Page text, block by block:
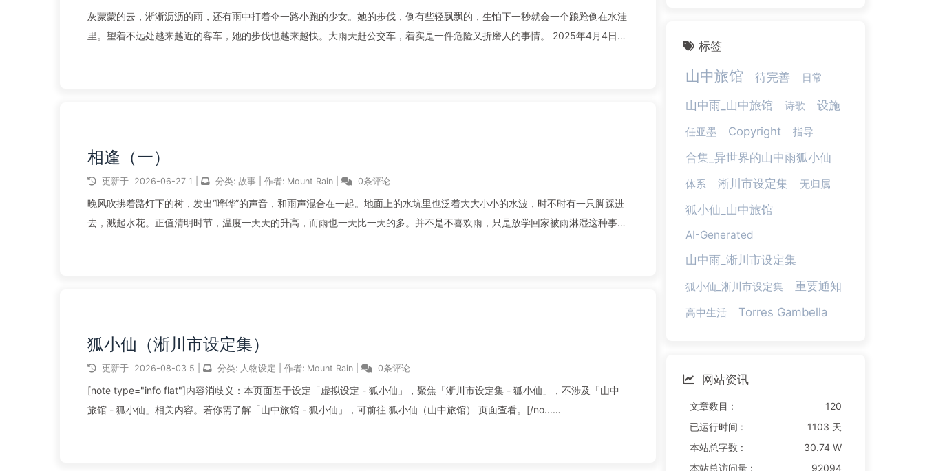
灰蒙蒙的云，淅淅沥沥的雨，还有雨中打着伞一路小跑的少女。她的步伐，倒有些轻飘飘的，生怕下一秒就会一个踉跄倒在水洼
里。望着不远处越来越近的客车，她的步伐也越来越快。大雨天赶公交车，着实是一件危险又折磨人的事情。 2025年4月4日
相逢（一）
更新于 2026-06-27 1 分类: 故事 作者: Mount Rain 0条评论
晚风吹拂着路灯下的树，发出“哗哗”的声音，和雨声混合在一起。地面上的水坑里也泛着大大小小的水波，时不时有一只脚踩进
去，溅起水花。正值清明时节，温度一天天的升高，而雨也一天比一天的多。并不是不喜欢雨，只是放学回家被雨淋湿这种事
狐小仙（淅川市设定集）
更新于 2026-08-03 5 分类: 人物设定 作者: Mount Rain 0条评论
[note type="info flat"]内容消歧义：本页面基于设定「虚拟设定 - 狐小仙」，聚焦「淅川市设定集 - 狐小仙」，不涉及「山中
旅馆 - 狐小仙」相关内容。若你需了解「山中旅馆 - 狐小仙」，可前往 狐小仙（山中旅馆） 页面查看。[/no...
标签
山中旅馆 待完善 日常
山中雨_山中旅馆 诗歌 设施
任亚墨 Copyright 指导
合集_异世界的山中雨狐小仙
体系 淅川市设定集 无归属
狐小仙_山中旅馆
AI-Generated
山中雨_淅川市设定集
狐小仙_淅川市设定集 重要通知
高中生活 Torres Gambella
网站资讯
文章数目 :
120
已运行时间 :
1103 天
本站总字数 :
30.74 W
本站总访问量 :
92094